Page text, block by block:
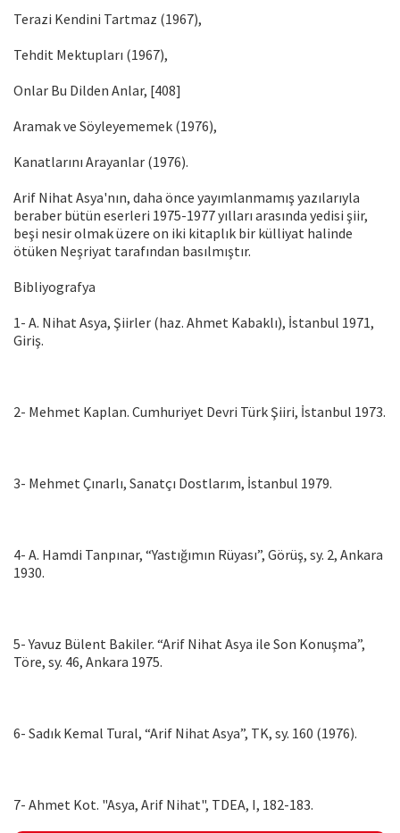
Terazi Kendini Tart­maz (1967),
Tehdit Mektupları (1967),
Onlar Bu Dilden Anlar, [408]
Aramak ve Söyleyememek (1976),
Kanatlarını Arayanlar (1976).
Arif Nihat Asya'nın, daha önce yayım­lanmamış yazılarıyla
beraber bütün eser­leri 1975-1977 yılları arasında yedisi şi­ir,
beşi nesir olmak üzere on iki kitaplık bir külliyat halinde
ötüken Neşriyat ta­rafından basılmıştır.
Bibliyografya
1- A. Nihat Asya, Şiirler (haz. Ahmet Kabaklı), İstanbul 1971,
Giriş.
2- Mehmet Kap­lan. Cumhuriyet Devri Türk Şiiri, İstanbul 1973.
3- Mehmet Çınarlı, Sanatçı Dostla­rım, İstanbul 1979.
4- A. Hamdi Tanpınar, “Yastığımın Rüyası”, Görüş, sy. 2, Ankara
1930.
5- Yavuz Bülent Bakiler. “Arif Nihat Asya ile Son Konuşma”,
Töre, sy. 46, Ankara 1975.
6- Sadık Kemal Tural, “Arif Nihat Asya”, TK, sy. 160 (1976).
7- Ahmet Kot. "Asya, Arif Nihat", TDEA, I, 182-183.